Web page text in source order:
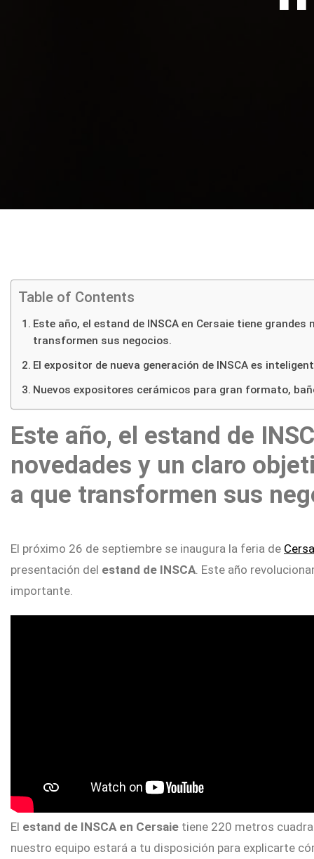
Home
Conócenos
Showrooms
I.RIS
Table of Contents
Este año, el estand de INSCA en Cersaie tiene
transformen sus negocios.
El expositor de nueva generación de INSCA es
Nuevos expositores cerámicos para gran formato,
Este año, el estand de
novedades y un claro
a que transformen sus
El próximo 26 de septiembre se inaugura la feria de
presentación del estand de INSCA. Este año
importante.
El estand de INSCA en Cersaie tiene 220 metros
nuestro equipo estará a tu disposición para explicarte